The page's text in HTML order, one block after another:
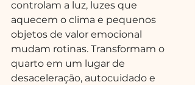
controlam a luz, luzes que
aquecem o clima e pequenos
objetos de valor emocional
mudam rotinas. Transformam o
quarto em um lugar de
desaceleração, autocuidado e